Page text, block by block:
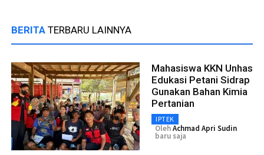
BERITA TERBARU LAINNYA
Mahasiswa KKN Unhas
Edukasi Petani Sidrap
Gunakan Bahan Kimia
Pertanian
IPTEK
OlehAchmad Apri Sudin
baru saja